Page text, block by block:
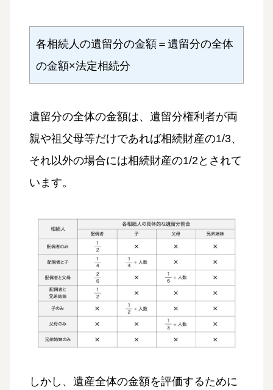
各相続人の遺留分の金額＝遺留分の全体
の金額×法定相続分
遺留分の全体の金額は、遺留分権利者が両
親や祖父母等だけであれば相続財産の1/3、
それ以外の場合には相続財産の1/2とされて
います。
しかし、遺産全体の金額を評価するために